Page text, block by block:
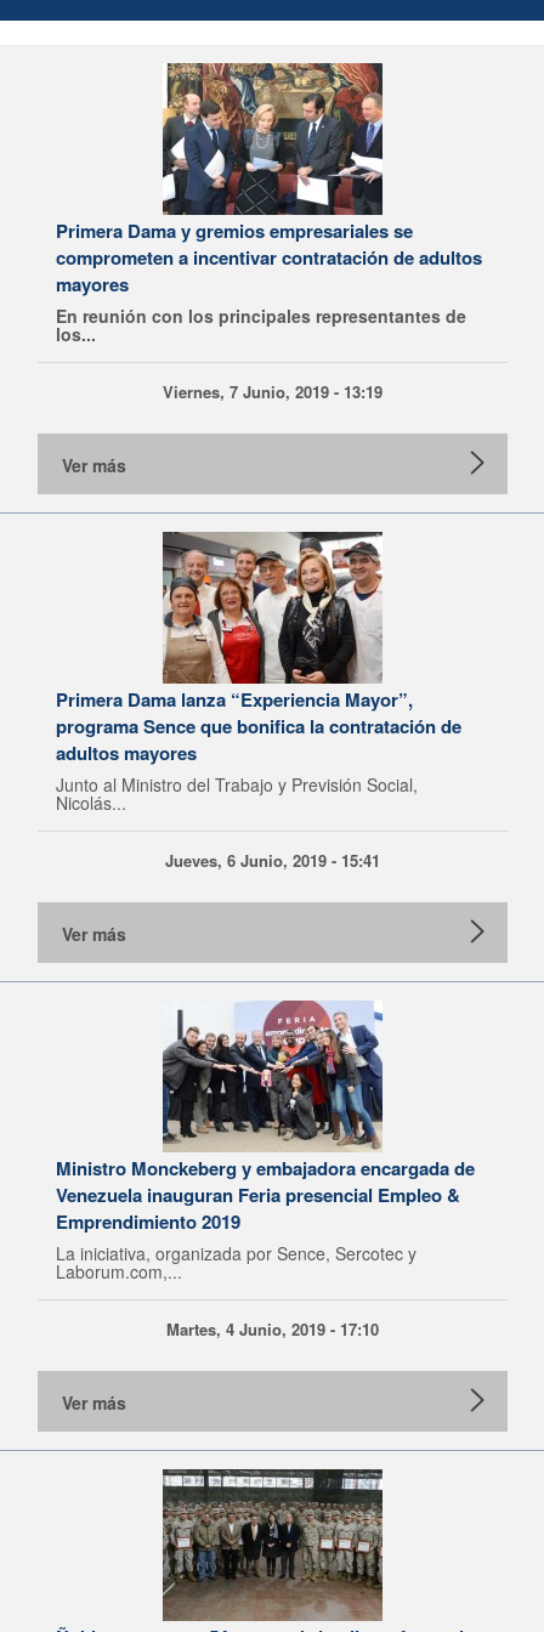
Primera Dama y gremios empresariales se
comprometen a incentivar contratación de adultos
mayores
En reunión con los principales representantes de
los...
Viernes, 7 Junio, 2019 - 13:19
Ver más
Primera Dama lanza “Experiencia Mayor”,
programa Sence que bonifica la contratación de
adultos mayores
Junto al Ministro del Trabajo y Previsión Social,
Nicolás...
Jueves, 6 Junio, 2019 - 15:41
Ver más
Ministro Monckeberg y embajadora encargada de
Venezuela inauguran Feria presencial Empleo &
Emprendimiento 2019
La iniciativa, organizada por Sence, Sercotec y
Laborum.com,...
Martes, 4 Junio, 2019 - 17:10
Ver más